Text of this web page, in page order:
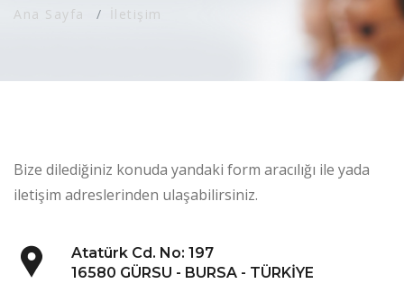
Ana Sayfa İletişim
Bize dilediğiniz konuda yandaki form aracılığı ile yada
iletişim adreslerinden ulaşabilirsiniz.
Atatürk Cd. No: 197
16580 GÜRSU - BURSA - TÜRKİYE